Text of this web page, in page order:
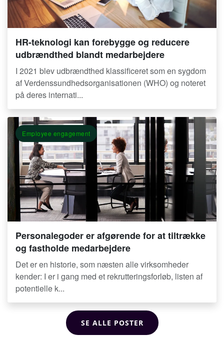
HR-teknologi kan forebygge og reducere
udbrændthed blandt medarbejdere
I 2021 blev udbrændthed klassificeret som en sygdom
af Verdenssundhedsorganisationen (WHO) og noteret
på deres internati...
Employee engagement
Personalegoder er afgørende for at tiltrække
og fastholde medarbejdere
Det er en historie, som næsten alle virksomheder
kender: I er i gang med et rekrutteringsforløb, listen af
potentielle k...
SE ALLE POSTER